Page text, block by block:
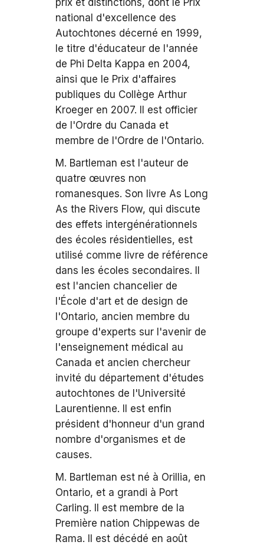
prix et distinctions, dont le Prix
national d'excellence des
Autochtones décerné en 1999,
le titre d'éducateur de l'année
de Phi Delta Kappa en 2004,
ainsi que le Prix d'affaires
publiques du Collège Arthur
Kroeger en 2007. Il est officier
de l'Ordre du Canada et
membre de l'Ordre de l'Ontario.
M. Bartleman est l'auteur de
quatre œuvres non
romanesques. Son livre As Long
As the Rivers Flow, qui discute
des effets intergénérationnels
des écoles résidentielles, est
utilisé comme livre de référence
dans les écoles secondaires. Il
est l'ancien chancelier de
l'École d'art et de design de
l'Ontario, ancien membre du
groupe d'experts sur l'avenir de
l'enseignement médical au
Canada et ancien chercheur
invité du département d'études
autochtones de l'Université
Laurentienne. Il est enfin
président d'honneur d'un grand
nombre d'organismes et de
causes.
M. Bartleman est né à Orillia, en
Ontario, et a grandi à Port
Carling. Il est membre de la
Première nation Chippewas de
Rama. Il est décédé en août